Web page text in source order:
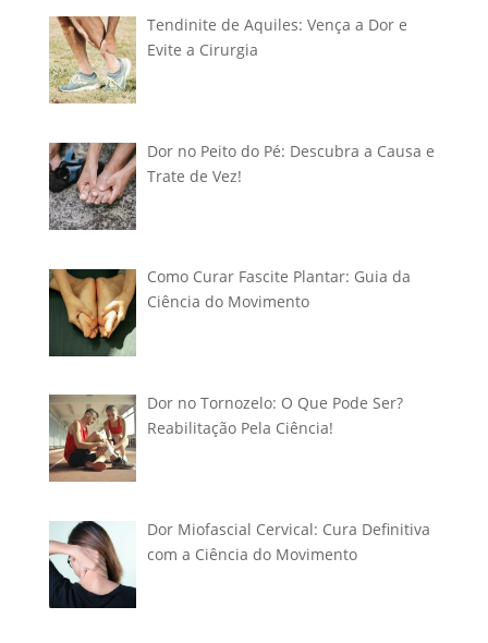
Tendinite de Aquiles: Vença a Dor e
Evite a Cirurgia
Dor no Peito do Pé: Descubra a Causa e
Trate de Vez!
Como Curar Fascite Plantar: Guia da
Ciência do Movimento
Dor no Tornozelo: O Que Pode Ser?
Reabilitação Pela Ciência!
Dor Miofascial Cervical: Cura Definitiva
com a Ciência do Movimento